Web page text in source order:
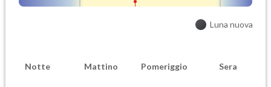
Luna nuova
Notte Mattino Pomeriggio Sera